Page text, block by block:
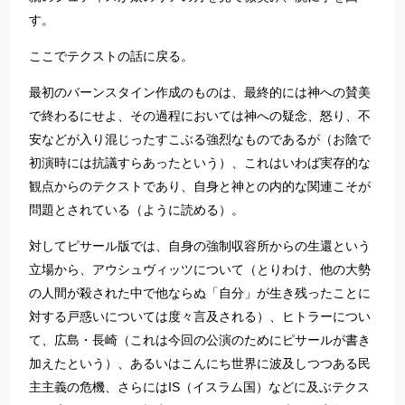
す。
ここでテクストの話に戻る。
最初のバーンスタイン作成のものは、最終的には神への賛美
で終わるにせよ、その過程においては神への疑念、怒り、不
安などが入り混じったすこぶる強烈なものであるが（お陰で
初演時には抗議すらあったという）、これはいわば実存的な
観点からのテクストであり、自身と神との内的な関連こそが
問題とされている（ように読める）。
対してピサール版では、自身の強制収容所からの生還という
立場から、アウシュヴィッツについて（とりわけ、他の大勢
の人間が殺された中で他ならぬ「自分」が生き残ったことに
対する戸惑いについては度々言及される）、ヒトラーについ
て、広島・長崎（これは今回の公演のためにピサールが書き
加えたという）、あるいはこんにち世界に波及しつつある民
主主義の危機、さらにはIS（イスラム国）などに及ぶテクス